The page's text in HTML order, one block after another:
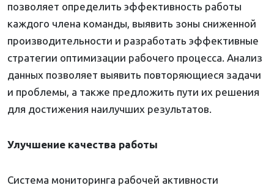
позволяет определить эффективность работы
каждого члена команды, выявить зоны сниженной
производительности и разработать эффективные
стратегии оптимизации рабочего процесса. Анализ
данных позволяет выявить повторяющиеся задачи
и проблемы, а также предложить пути их решения
для достижения наилучших результатов.
Улучшение качества работы
Система мониторинга рабочей активности